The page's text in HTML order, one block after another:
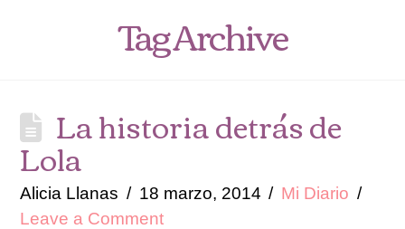
Tag Archive
La historia detrás de
Lola
Alicia Llanas 18 marzo, 2014
Mi Diario
Leave a Comment